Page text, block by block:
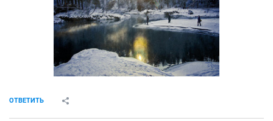
ОТВЕТИТЬ